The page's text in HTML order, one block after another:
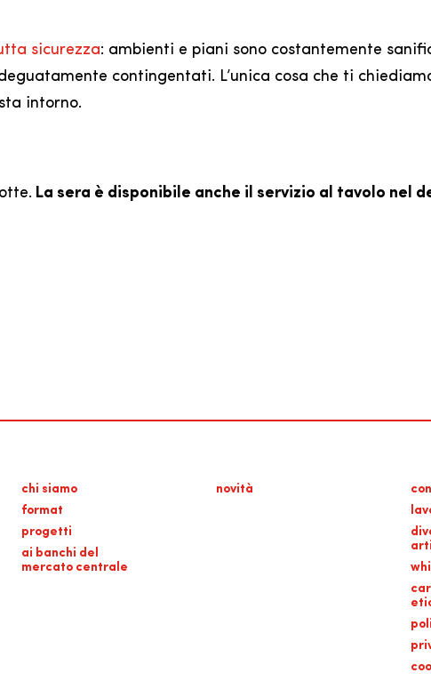
sicurezza: ambienti e piani sono costantemente
contingentati. L’unica cosa che ti
intorno.
La sera è disponibile anche il servizio al tavolo nel
chi siamo
format
progetti
ai banchi del
mercato centrale
novità